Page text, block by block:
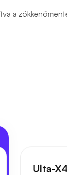
a
Ulta-X4